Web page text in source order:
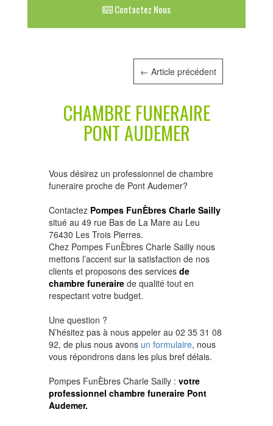
Contactez Nous
← Article précédent
CHAMBRE FUNERAIRE
PONT AUDEMER
Vous désirez un professionnel de chambre
funeraire proche de Pont Audemer?
Contactez Pompes FunÈbres Charle Sailly
situé au 49 rue Bas de La Mare au Leu
76430 Les Trois Pierres.
Chez Pompes FunÈbres Charle Sailly nous
mettons l’accent sur la satisfaction de nos
clients et proposons des services de
chambre funeraire de qualité tout en
respectant votre budget.
Une question ?
N’hésitez pas à nous appeler au 02 35 31 08
92, de plus nous avons un formulaire, nous
vous répondrons dans les plus bref délais.
Pompes FunÈbres Charle Sailly : votre
professionnel chambre funeraire Pont
Audemer.